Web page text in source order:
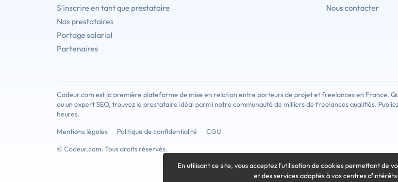
S'inscrire en tant que prestataire
Nos prestataires
Portage salarial
Partenaires
Nous contacter
Codeur.com est la première plateforme de mise en relation entre porteurs de projet et freelances en France.
ou un expert SEO, trouvez le prestataire idéal parmi notre communauté de milliers de freelances qualifiés.
heures.
Mentions légales
Politique de confidentialité
CGU
© Codeur.com. Tous droits réservés.
En utilisant ce site, vous acceptez l'utilisation de cookies permettant de
et des services adaptés à vos centres d'intérêts.